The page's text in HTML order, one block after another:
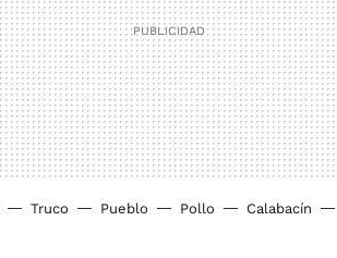
Truco Pueblo Pollo Calabacín